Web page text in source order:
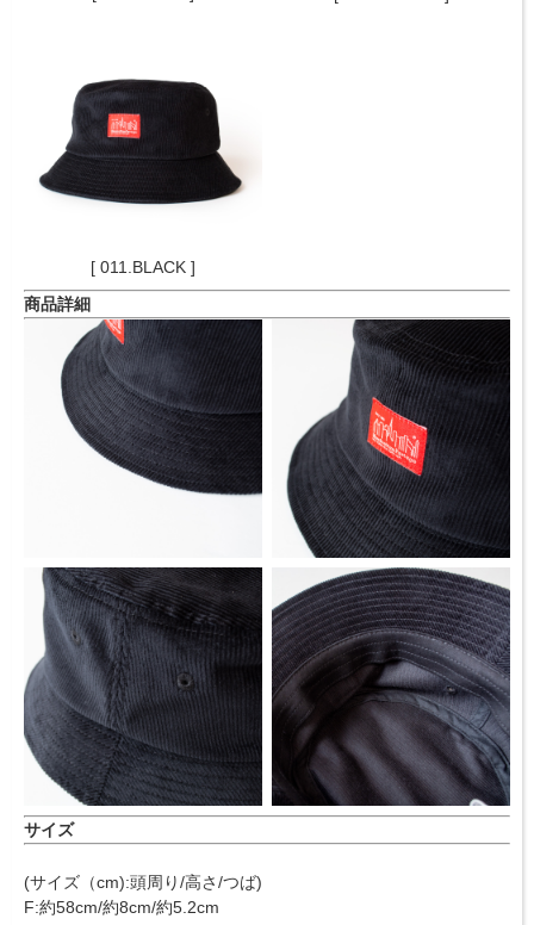
[ 011.BLACK ]
商品詳細
サイズ
(サイズ（cm):頭周り/高さ/つば)
F:約58cm/約8cm/約5.2cm